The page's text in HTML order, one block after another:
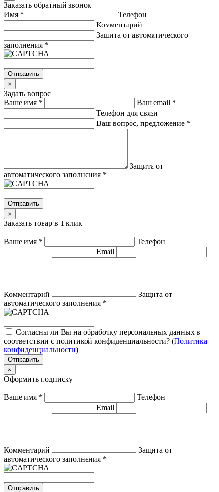
Заказать обратный звонок
Имя *
Телефон
Комментарий
Защита от автоматического
заполнения *
Отправить
×
Задать вопрос
Ваше имя * Ваш email *
Телефон для связи
Ваш вопрос, предложение *
Защита от
автоматического заполнения *
Отправить
×
Заказать товар в 1 клик
Ваше имя *
Телефон
Email
Комментарий
Защита от
автоматического заполнения *
Согласны ли Вы на обработку персональных данных в
соответствии с политикой конфиденциальности? (Политика
конфиденциальности)
Отправить
×
Оформить подписку
Ваше имя *
Телефон
Email
Комментарий
Защита от
автоматического заполнения *
Отправить